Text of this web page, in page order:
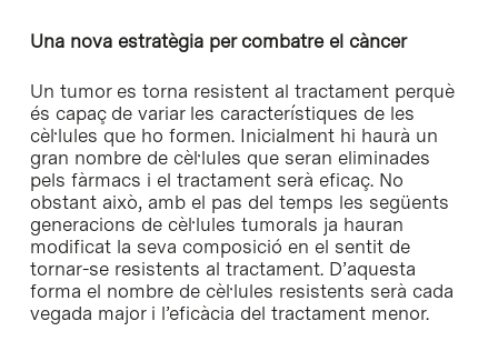
Una nova estratègia per combatre el càncer
Un tumor es torna resistent al tractament perquè
és capaç de variar les característiques de les
cèl·lules que ho formen. Inicialment hi haurà un
gran nombre de cèl·lules que seran eliminades
pels fàrmacs i el tractament serà eficaç. No
obstant això, amb el pas del temps les següents
generacions de cèl·lules tumorals ja hauran
modificat la seva composició en el sentit de
tornar-se resistents al tractament. D’aquesta
forma el nombre de cèl·lules resistents serà cada
vegada major i l’eficàcia del tractament menor.